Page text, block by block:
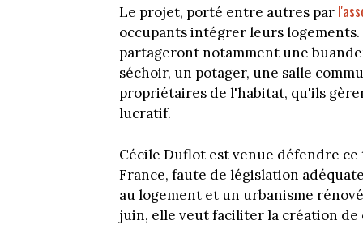
Le projet, porté entre autres par
occupants intégrer leurs
partageront notamment une
séchoir, un potager, une salle
propriétaires de l'habitat, qu'ils
lucratif.
Cécile Duflot est venue défendre
France, faute de législation
au logement et un urbanisme
juin, elle veut faciliter la création de